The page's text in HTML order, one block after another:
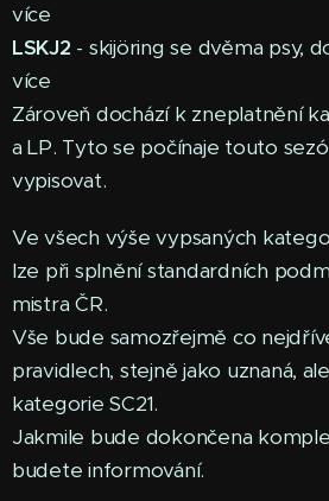
více
LSKJ2 - skijöring se dvěma psy,
více
Zároveň dochází k zneplatnění
a LP. Tyto se počínaje touto
vypisovat.
Ve všech výše vypsaných
lze při splnění standardních
mistra ČR.
Vše bude samozřejmě co
pravidlech, stejně jako uznaná,
kategorie SC21.
Jakmile bude dokončena
budete informování.